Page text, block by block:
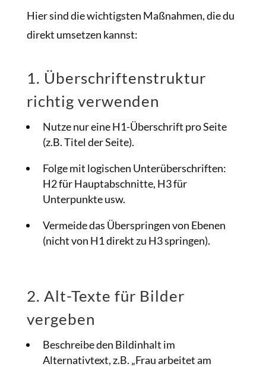
Hier sind die wichtigsten Maßnahmen, die du
direkt umsetzen kannst:
1. Überschriftenstruktur
richtig verwenden
Nutze nur eine H1-Überschrift pro Seite
(z.B. Titel der Seite).
Folge mit logischen Unterüberschriften:
H2 für Hauptabschnitte, H3 für
Unterpunkte usw.
Vermeide das Überspringen von Ebenen
(nicht von H1 direkt zu H3 springen).
2. Alt-Texte für Bilder
vergeben
Beschreibe den Bildinhalt im
Alternativtext, z.B. „Frau arbeitet am